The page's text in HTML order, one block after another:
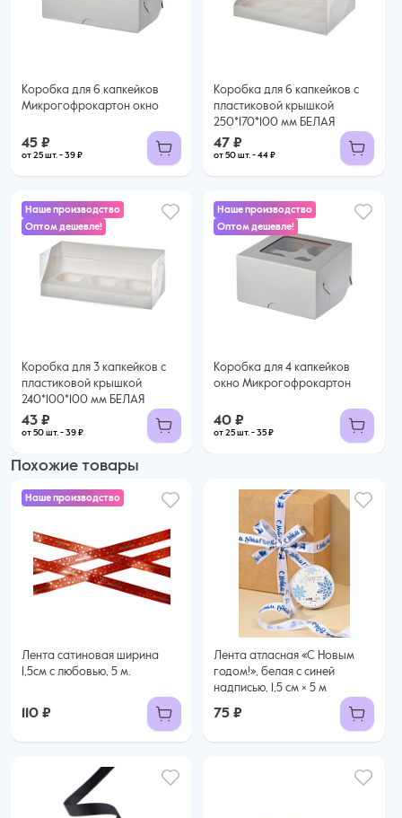
Коробка для 6 капкейков
Микрогофрокартон окно
45 ₽
от 25 шт. - 39 ₽
39 ₽ за шт. при заказе от 25 шт.
Купить оптом
Коробка для 6 капкейков с
пластиковой крышкой
250*170*100 мм БЕЛАЯ
47 ₽
от 50 шт. - 44 ₽
47 ₽
44 ₽ за шт. при заказе от 50 шт.
Наше производство
Оптом дешевле!
Коробка для 3 капкейков с
пластиковой крышкой
240*100*100 мм БЕЛАЯ
43 ₽
от 50 шт. - 39 ₽
43 ₽
39 ₽ за шт. при заказе от 50 шт.
Наше производство
Оптом дешевле!
Коробка для 4 капкейков
окно Микрогофрокартон
40 ₽
от 25 шт. - 35 ₽
40 ₽
35 ₽ за шт. при заказе от 25 шт.
Купить оптом
Похожие товары
Наше производство
Лента сатиновая ширина
1,5см с любовью, 5 м.
110 ₽
Лента атласная «С Новым
годом!», белая с синей
надписью, 1,5 см × 5 м
75 ₽